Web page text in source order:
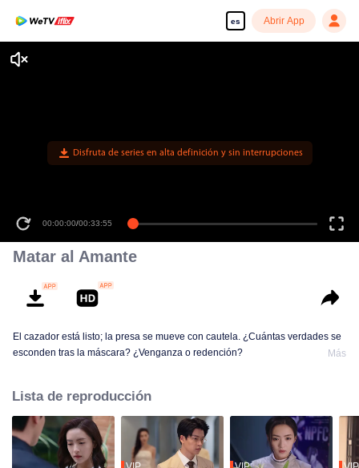
es Abrir App
Disfruta de series en alta definición y sin interrupciones
00:00:00/00:33:55
Matar al Amante
El cazador está listo; la presa se mueve con cautela. ¿Cuántas verdades se
esconden tras la máscara? ¿Venganza o redención?
Más
Lista de reproducción